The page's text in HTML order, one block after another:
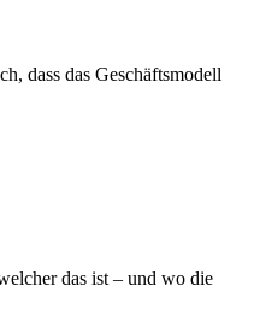
dass das Geschäftsmodell
das ist – und wo die